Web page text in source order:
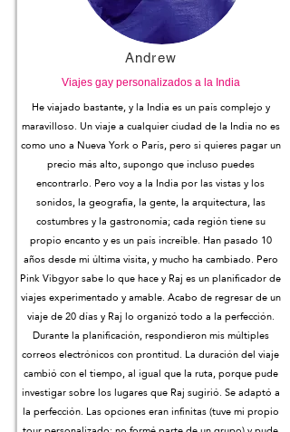
Andrew
Viajes gay personalizados a la India
He viajado bastante, y la India es un país complejo y
maravilloso. Un viaje a cualquier ciudad de la India no es
como uno a Nueva York o París, pero si quieres pagar un
precio más alto, supongo que incluso puedes
encontrarlo. Pero voy a la India por las vistas y los
sonidos, la geografía, la gente, la arquitectura, las
costumbres y la gastronomía; cada región tiene su
propio encanto y es un país increíble. Han pasado 10
años desde mi última visita, y mucho ha cambiado. Pero
Pink Vibgyor sabe lo que hace y Raj es un planificador de
viajes experimentado y amable. Acabo de regresar de un
viaje de 20 días y Raj lo organizó todo a la perfección.
Durante la planificación, respondieron mis múltiples
correos electrónicos con prontitud. La duración del viaje
cambió con el tiempo, al igual que la ruta, porque pude
investigar sobre los lugares que Raj sugirió. Se adaptó a
la perfección. Las opciones eran infinitas (tuve mi propio